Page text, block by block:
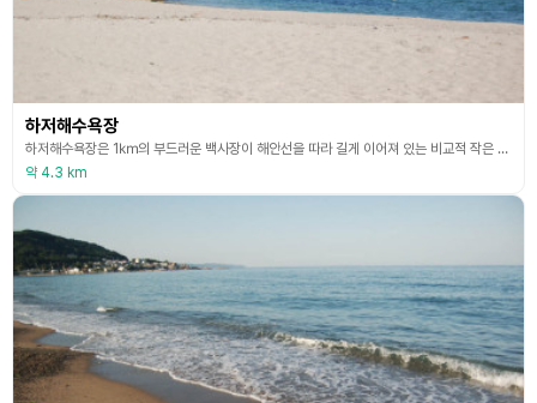
하저해수욕장
하저해수욕장은 1㎞의 부드러운 백사장이 해안선을 따라 길게 이어져 있는 비교적 작은 동해안 해수욕장이다. 수심은 1.3m 안팎이고 경사가 완만하여 가족휴양지로서 아주 좋다. 가자미, 보리멸, 우럭 등이 잘 낚여서 바다낚시터로도 인기가 있으며 주변 펜션과 민박, 카페 등 편의시설이 갖추어져 있다.
약 4.3 km